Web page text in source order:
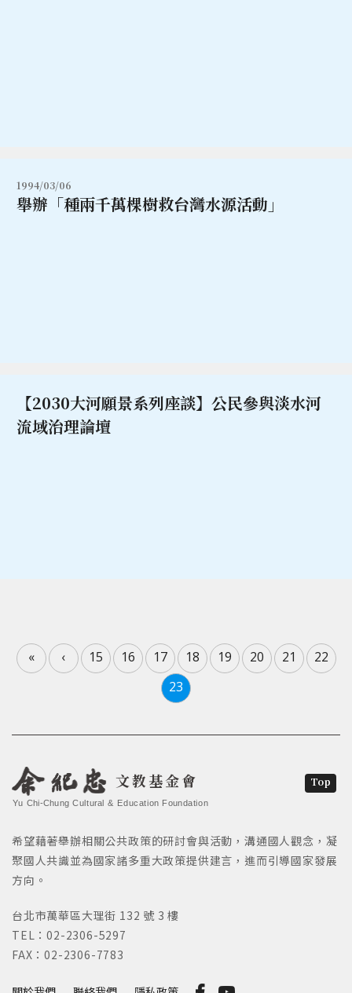
1994/03/06
舉辦「種兩千萬棵樹救台灣水源活動」
【2030大河願景系列座談】公民參與淡水河
流域治理論壇
« ‹ 15 16 17 18 19 20 21
22
23
文教基金會
Yu Chi-Chung Cultural & Education Foundation
希望藉著舉辦相關公共政策的研討會與活動，溝通國人觀念，凝
聚國人共識並為國家諸多重大政策提供建言，進而引導國家發展
方向。
台北市萬華區大理街 132 號 3 樓
TEL：02-2306-5297
FAX：02-2306-7783
Top